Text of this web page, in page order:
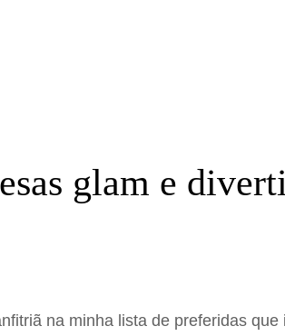
glam e
na minha lista de preferidas